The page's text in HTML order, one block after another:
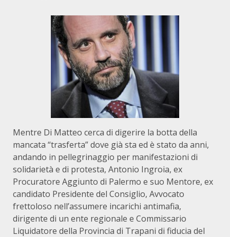
Mentre Di Matteo cerca di digerire la botta della
mancata “trasferta” dove già sta ed è stato da anni,
andando in pellegrinaggio per manifestazioni di
solidarietà e di protesta, Antonio Ingroia, ex
Procuratore Aggiunto di Palermo e suo Mentore, ex
candidato Presidente del Consiglio, Avvocato
frettoloso nell’assumere incarichi antimafia,
dirigente di un ente regionale e Commissario
Liquidatore della Provincia di Trapani di fiducia del